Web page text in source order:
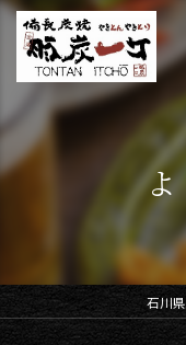
石川